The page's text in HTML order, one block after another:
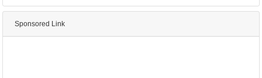
Sponsored Link